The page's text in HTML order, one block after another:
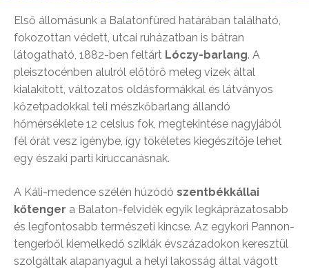
Első állomásunk a Balatonfüred határában található,
fokozottan védett, utcai ruházatban is bátran
látogatható, 1882-ben feltárt Lóczy-barlang. A
pleisztocénben alulról előtörő meleg vizek által
kialakított, változatos oldásformákkal és látványos
kőzetpadokkal teli mészkőbarlang állandó
hőmérséklete 12 celsius fok, megtekintése nagyjából
fél órát vesz igénybe, így tökéletes kiegészítője lehet
egy északi parti kiruccanásnak.
A Káli-medence szélén húzódó szentbékkállai
kőtenger a Balaton-felvidék egyik legkáprázatosabb
és legfontosabb természeti kincse. Az egykori Pannon-
tengerből kiemelkedő sziklák évszázadokon keresztül
szolgáltak alapanyagul a helyi lakosság által vágott